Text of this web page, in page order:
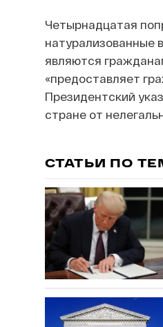
Четырнадцатая
являются
«предоставляет
Президентский
стране от
СТАТЬИ ПО